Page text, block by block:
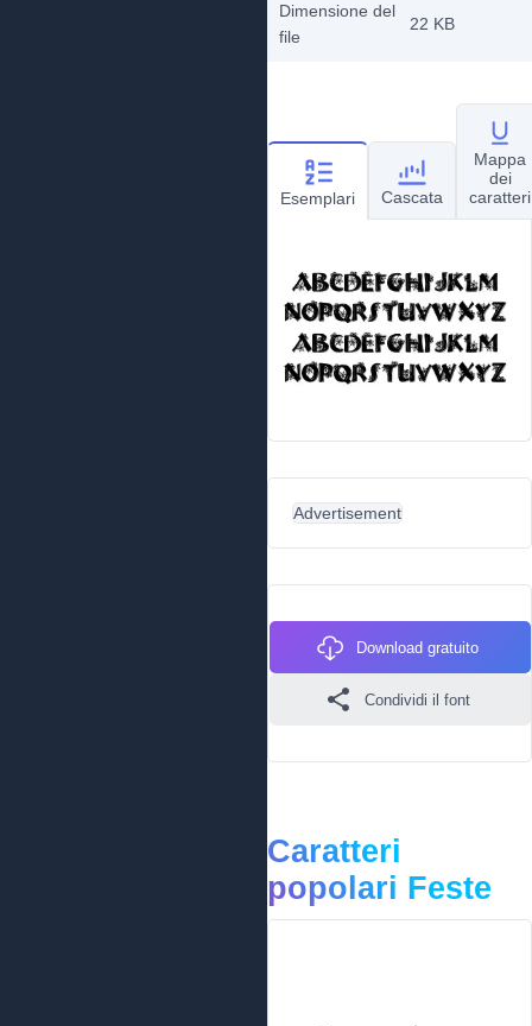
Dimensione del
file
22 KB
Esemplari Cascata
Mappa
dei
caratteri
Advertisement
Download gratuito
Condividi il font
Caratteri
popolari Feste